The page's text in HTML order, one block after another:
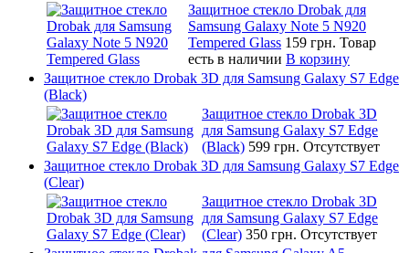
Защитное стекло Drobak для
Samsung Galaxy Note 5 N920
Tempered Glass 159 грн. Товар
есть в наличии В корзину
Защитное стекло Drobak 3D для Samsung Galaxy S7 Edge
(Black)
Защитное стекло Drobak 3D
для Samsung Galaxy S7 Edge
(Black) 599 грн. Отсутствует
Защитное стекло Drobak 3D для Samsung Galaxy S7 Edge
(Clear)
Защитное стекло Drobak 3D
для Samsung Galaxy S7 Edge
(Clear) 350 грн. Отсутствует